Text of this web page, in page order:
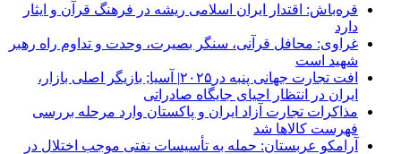
قره‌باش: اقتدار ایران اسلامی ریشه در فرهنگ قرآن و ایثار
دارد
غراوی: محافل قرآنی، سنگر بصیرت، وحدت و تداوم راه رهبر
شهید است
افت تجارت جهانی پنبه در۲۰۲۵| آسیا; بازیگر اصلی بازار،
ایران در انتظار احیای جایگاه صادراتی
مذاکرات تجارت آزاد ایران و پاکستان وارد مرحله بررسی
فهرست کالاها شد
آرامکو عربستان: حمله به تأسیسات نفتی موجب اختلال در